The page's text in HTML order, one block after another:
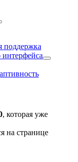
поддержка
интерфейса
, которая уже
на странице